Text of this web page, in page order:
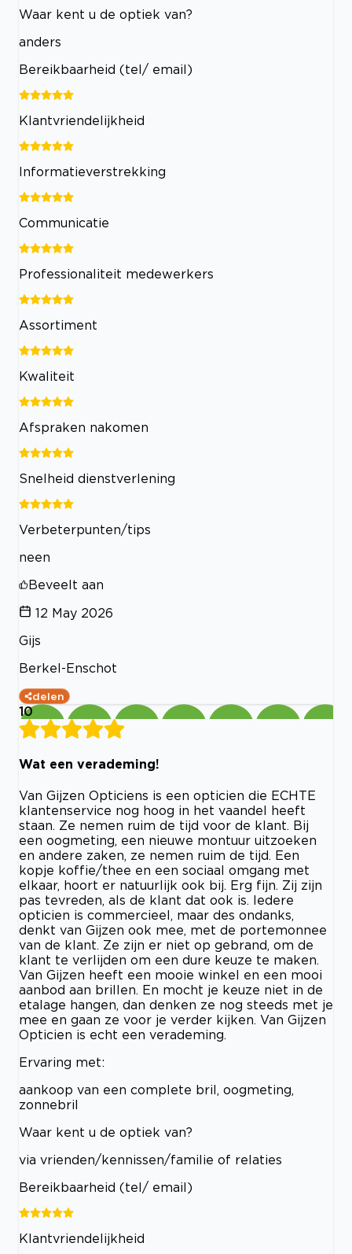
Waar kent u de optiek van?
anders
Bereikbaarheid (tel/ email)
Klantvriendelijkheid
Informatieverstrekking
Communicatie
Professionaliteit medewerkers
Assortiment
Kwaliteit
Afspraken nakomen
Snelheid dienstverlening
Verbeterpunten/tips
neen
Beveelt aan
12 May 2026
Gijs
Berkel-Enschot
delen
10
Wat een verademing!
Van Gijzen Opticiens is een opticien die ECHTE
klantenservice nog hoog in het vaandel heeft
staan. Ze nemen ruim de tijd voor de klant. Bij
een oogmeting, een nieuwe montuur uitzoeken
en andere zaken, ze nemen ruim de tijd. Een
kopje koffie/thee en een sociaal omgang met
elkaar, hoort er natuurlijk ook bij. Erg fijn. Zij zijn
pas tevreden, als de klant dat ook is. Iedere
opticien is commercieel, maar des ondanks,
denkt van Gijzen ook mee, met de portemonnee
van de klant. Ze zijn er niet op gebrand, om de
klant te verlijden om een dure keuze te maken.
Van Gijzen heeft een mooie winkel en een mooi
aanbod aan brillen. En mocht je keuze niet in de
etalage hangen, dan denken ze nog steeds met je
mee en gaan ze voor je verder kijken. Van Gijzen
Opticien is echt een verademing.
Ervaring met:
aankoop van een complete bril, oogmeting,
zonnebril
Waar kent u de optiek van?
via vrienden/kennissen/familie of relaties
Bereikbaarheid (tel/ email)
Klantvriendelijkheid